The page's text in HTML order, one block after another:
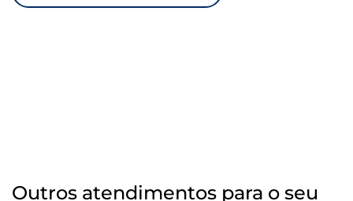
HOSPITAL VETERINÁRIO 24 HORAS
Outros atendimentos para o seu